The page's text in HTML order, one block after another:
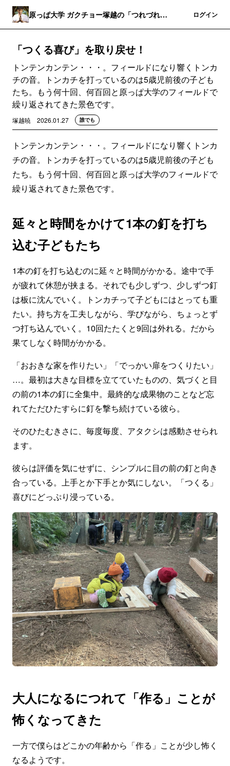
原っぱ大学 ガクチョー塚越の「つれづれ通
ログイン
「つくる喜び」を取り戻せ！
トンテンカンテン・・・。フィールドになり響くトンカ
チの音。トンカチを打っているのは5歳児前後の子ども
たち。もう何十回、何百回と原っぱ大学のフィールドで
繰り返されてきた景色です。
塚越暁 2026.01.27 誰でも
トンテンカンテン・・・。フィールドになり響くトンカ
チの音。トンカチを打っているのは5歳児前後の子ども
たち。もう何十回、何百回と原っぱ大学のフィールドで
繰り返されてきた景色です。
延々と時間をかけて1本の釘を打ち
込む子どもたち
1本の釘を打ち込むのに延々と時間がかかる。途中で手
が疲れて休憩が挟まる。それでも少しずつ、少しずつ釘
は板に沈んでいく。トンカチって子どもにはとっても重
たい。持ち方を工夫しながら、学びながら、ちょっとず
つ打ち込んでいく。10回たたくと9回は外れる。だから
果てしなく時間がかかる。
「おおきな家を作りたい」「でっかい扉をつくりたい」
…。最初は大きな目標を立てていたものの、気づくと目
の前の1本の釘に全集中。最終的な成果物のことなど忘
れてただひたすらに釘を撃ち続けている彼ら。
そのひたむきさに、毎度毎度、アタクシは感動させられ
ます。
彼らは評価を気にせずに、シンプルに目の前の釘と向き
合っている。上手とか下手とか気にしない。「つくる」
喜びにどっぷり浸っている。
大人になるにつれて「作る」ことが
怖くなってきた
一方で僕らはどこかの年齢から「作る」ことが少し怖く
なるようです。